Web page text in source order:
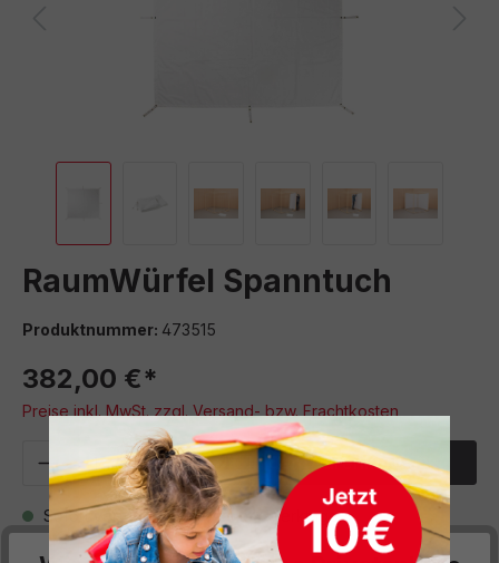
RaumWürfel Spanntuch
Produktnummer: 473515
382,00 €*
Preise inkl. MwSt. zzgl. Versand- bzw. Frachtkosten
Produkt Anzahl: Gib denIn den Warenkorb
Sofort verfügbar, Lieferzeit: 5 Werktage